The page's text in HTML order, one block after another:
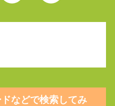
などで検索してみ